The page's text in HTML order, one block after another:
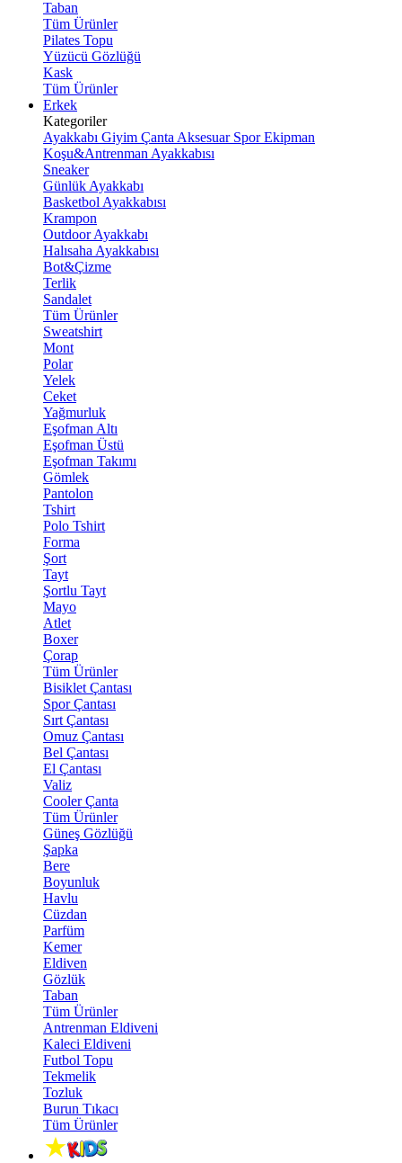
Taban
Tüm Ürünler
Pilates Topu
Yüzücü Gözlüğü
Kask
Tüm Ürünler
Erkek
Kategoriler
Ayakkabı Giyim Çanta Aksesuar Spor Ekipman
Koşu&Antrenman Ayakkabısı
Sneaker
Günlük Ayakkabı
Basketbol Ayakkabısı
Krampon
Outdoor Ayakkabı
Halısaha Ayakkabısı
Bot&Çizme
Terlik
Sandalet
Tüm Ürünler
Sweatshirt
Mont
Polar
Yelek
Ceket
Yağmurluk
Eşofman Altı
Eşofman Üstü
Eşofman Takımı
Gömlek
Pantolon
Tshirt
Polo Tshirt
Forma
Şort
Tayt
Şortlu Tayt
Mayo
Atlet
Boxer
Çorap
Tüm Ürünler
Bisiklet Çantası
Spor Çantası
Sırt Çantası
Omuz Çantası
Bel Çantası
El Çantası
Valiz
Cooler Çanta
Tüm Ürünler
Güneş Gözlüğü
Şapka
Bere
Boyunluk
Havlu
Cüzdan
Parfüm
Kemer
Eldiven
Gözlük
Taban
Tüm Ürünler
Antrenman Eldiveni
Kaleci Eldiveni
Futbol Topu
Tekmelik
Tozluk
Burun Tıkacı
Tüm Ürünler